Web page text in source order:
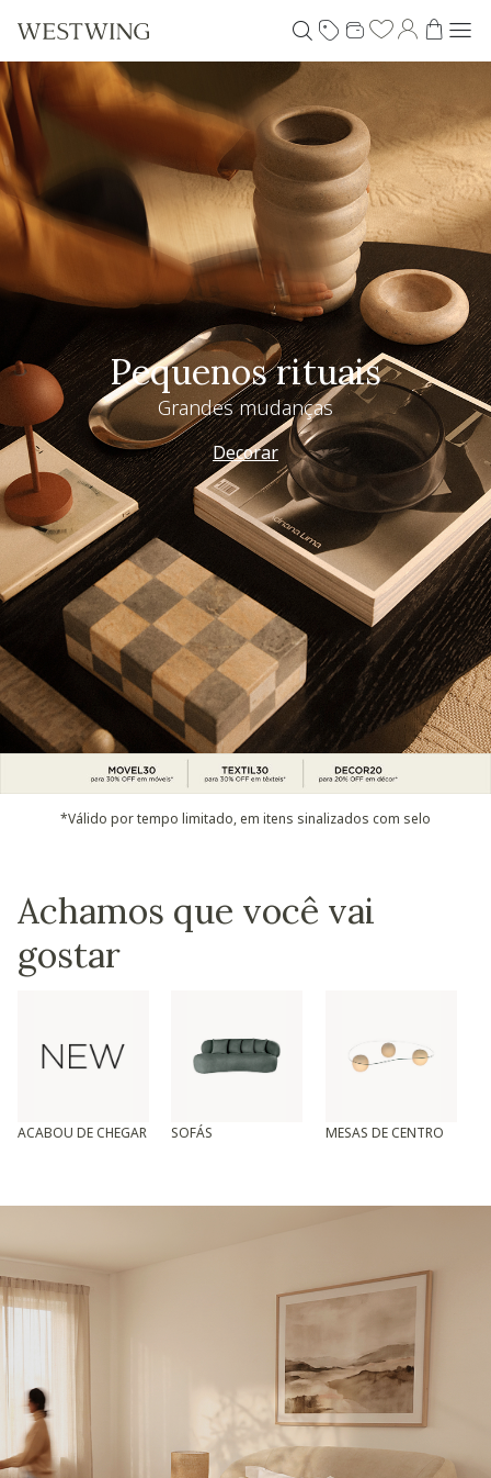
Pequenos rituais
Grandes mudanças
Decorar
*Válido por tempo limitado, em itens sinalizados com selo
Achamos que você vai
gostar
ACABOU DE CHEGAR SOFÁS MESAS DE CENTRO